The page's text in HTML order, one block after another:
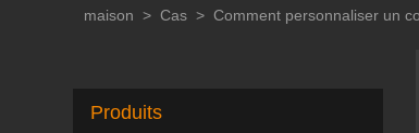
maison > Cas > Comment personnaliser un
Produits